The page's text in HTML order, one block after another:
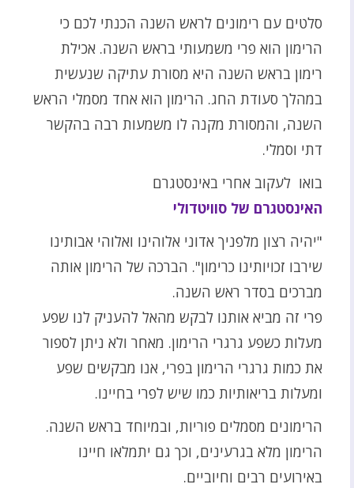
סלטים עם רימונים לראש השנה הכנתי לכם כי
הרימון הוא פרי משמעותי בראש השנה. אכילת
רימון בראש השנה היא מסורת עתיקה שנעשית
במהלך סעודת החג. הרימון הוא אחד מסמלי הראש
השנה, והמסורת מקנה לו משמעות רבה בהקשר
דתי וסמלי.
בואו לעקוב אחרי באינסטגרם
האינסטגרם של סוויטדולי
"יהיה רצון מלפניך אדוני אלוהינו ואלוהי אבותינו
שירבו זכויותינו כרימון". הברכה של הרימון אותה
מברכים בסדר ראש השנה.
פרי זה מביא אותנו לבקש מהאל להעניק לנו שפע
מעלות כשפע גרגרי הרימון. מאחר ולא ניתן לספור
את כמות גרגרי הרימון בפרי, אנו מבקשים שפע
ומעלות בריאותיות כמו שיש לפרי בחיינו.
הרימונים מסמלים פוריות, ובמיוחד בראש השנה.
הרימון מלא בגרעינים, וכך גם יתמלאו חיינו
באירועים רבים וחיוביים.